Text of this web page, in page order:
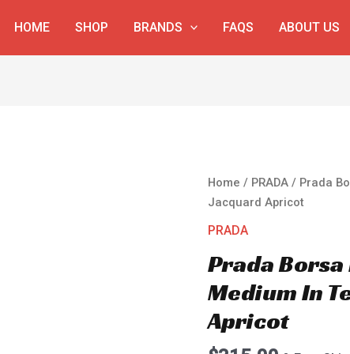
HOME SHOP BRANDS FAQS ABOUT US
Home / PRADA / Prada
Jacquard Apricot
PRADA
Prada
Medium In
Apricot
Prada
Borsa
Prada
Medium
Tessuto
Jacquard